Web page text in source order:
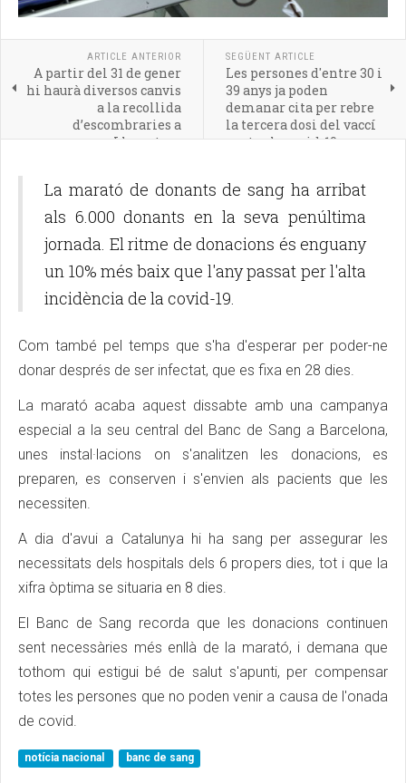
ARTICLE ANTERIOR
A partir del 31 de gener
hi haurà diversos canvis
a la recollida
d’escombraries a
Llagostera
SEGÜENT ARTICLE
Les persones d'entre 30 i
39 anys ja poden
demanar cita per rebre
la tercera dosi del vaccí
contra la covid-19
La marató de donants de sang ha arribat
als 6.000 donants en la seva penúltima
jornada. El ritme de donacions és enguany
un 10% més baix que l'any passat per l'alta
incidència de la covid-19.
Com també pel temps que s'ha d'esperar per poder-ne
donar després de ser infectat, que es fixa en 28 dies.
La marató acaba aquest dissabte amb una campanya
especial a la seu central del Banc de Sang a Barcelona,
unes instal·lacions on s'analitzen les donacions, es
preparen, es conserven i s'envien als pacients que les
necessiten.
A dia d'avui a Catalunya hi ha sang per assegurar les
necessitats dels hospitals dels 6 propers dies, tot i que la
xifra òptima se situaria en 8 dies.
El Banc de Sang recorda que les donacions continuen
sent necessàries més enllà de la marató, i demana que
tothom qui estigui bé de salut s'apunti, per compensar
totes les persones que no poden venir a causa de l'onada
de covid.
notícia nacional banc de sang